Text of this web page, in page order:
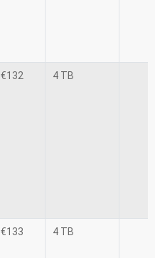
€132 4 TB
€133 4 TB